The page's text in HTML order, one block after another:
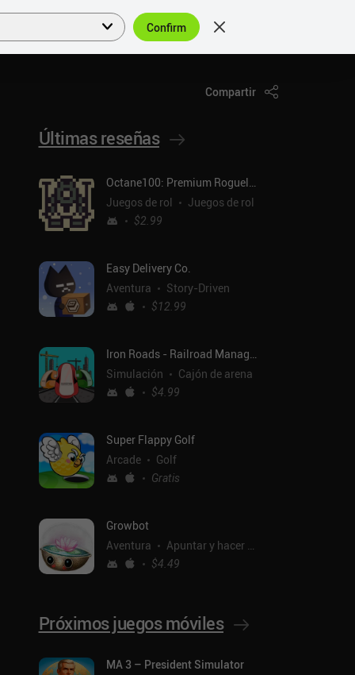
ES
Compartir
Últimas reseñas
Octane100: Premium Roguelike
Juegos de rol
Juegos de rol
$2.99
Easy Delivery Co.
Aventura
Story-Driven
$12.99
Iron Roads - Railroad Manager
Simulación
Cajón de arena
$4.99
Super Flappy Golf
Arcade
Golf
Gratis
Growbot
Aventura
Apuntar y hacer clic
$4.49
Próximos juegos móviles
MA 3 – President Simulator
Confirm